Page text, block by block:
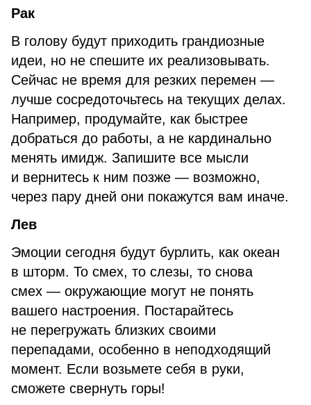
Рак
В голову будут приходить грандиозные
идеи, но не спешите их реализовывать.
Сейчас не время для резких перемен —
лучше сосредоточьтесь на текущих делах.
Например, продумайте, как быстрее
добраться до работы, а не кардинально
менять имидж. Запишите все мысли
и вернитесь к ним позже — возможно,
через пару дней они покажутся вам иначе.
Лев
Эмоции сегодня будут бурлить, как океан
в шторм. То смех, то слезы, то снова
смех — окружающие могут не понять
вашего настроения. Постарайтесь
не перегружать близких своими
перепадами, особенно в неподходящий
момент. Если возьмете себя в руки,
сможете свернуть горы!